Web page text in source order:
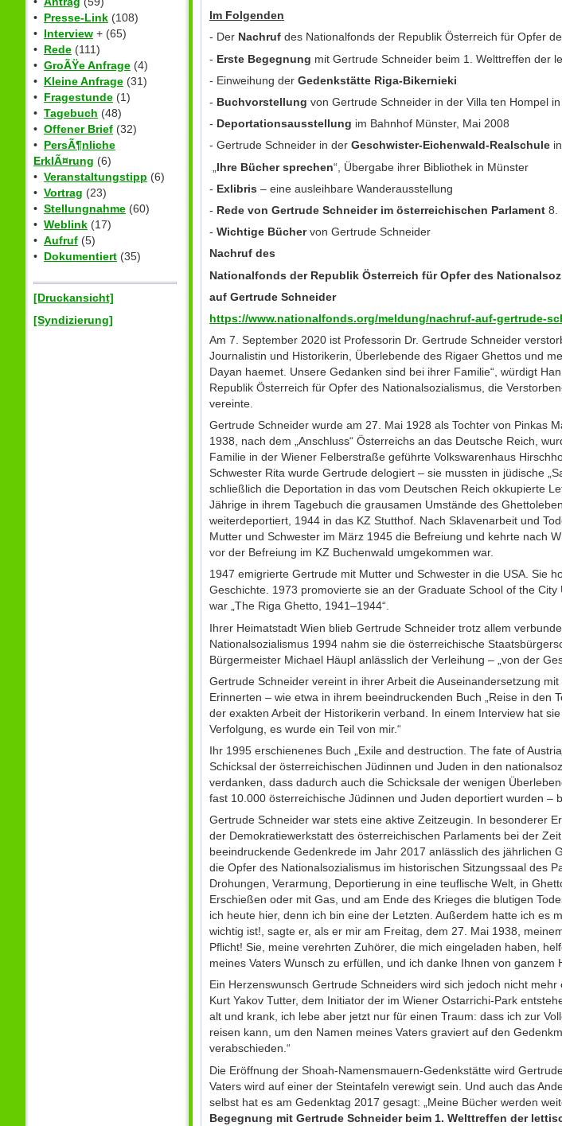
• Presse-Link (108)
• Interview + (65)
• Rede (111)
• GroÃŸe Anfrage (4)
• Kleine Anfrage (31)
• Fragestunde (1)
• Tagebuch (48)
• Offener Brief (32)
• PersÃ¶nliche
ErklÃ¤rung (6)
• Veranstaltungstipp (6)
• Vortrag (23)
• Stellungnahme (60)
• Weblink (17)
• Aufruf (5)
• Dokumentiert (35)
[Druckansicht]
[Syndizierung]
Im Folgenden
- Der Nachruf des Nationalfonds der Republik Österreich für Opfer
- Erste Begegnung mit Gertrude Schneider beim 1. Welttreffen der
- Einweihung der Gedenkstätte Riga-Bikernieki
- Buchvorstellung von Gertrude Schneider in der Villa ten Hompel
- Deportationsausstellung im Bahnhof Münster, Mai 2008
- Gertrude Schneider in der Geschwister-Eichenwald-Realschule
Ihre Bücher sprechen“, Übergabe ihrer Bibliothek in Münster
- Exlibris – eine ausleihbare Wanderausstellung
- Rede von Gertrude Schneider im österreichischen Parlament 8.
- Wichtige Büchervon Gertrude Schneider
Nachruf des
Nationalfonds der Republik Österreich für Opfer des
auf Gertrude Schneider
https://www.nationalfonds.org/meldung/nachruf-auf-gertrude-
Am 7. September 2020 ist Professorin Dr. Gertrude Schneider
Journalistin und Historikerin, Überlebende des Rigaer Ghettos und
Dayan haemet. Unsere Gedanken sind bei ihrer Familie“, würdigt
Republik Österreich für Opfer des Nationalsozialismus, die
vereinte.
Gertrude Schneider wurde am 27. Mai 1928 als Tochter von Pinkas
1938, nach dem „Anschluss“ Österreichs an das Deutsche Reich,
Familie in der Wiener Felberstraße geführte Volkswarenhaus
Schwester Rita wurde Gertrude delogiert – sie mussten in jüdische
schließlich die Deportation in das vom Deutschen Reich okkupierte
Jährige in ihrem Tagebuch die grausamen Umstände des
weiterdeportiert, 1944 in das KZ Stutthof. Nach Sklavenarbeit und
Mutter und Schwester im März 1945 die Befreiung und kehrte nach
vor der Befreiung im KZ Buchenwald umgekommen war.
1947 emigrierte Gertrude mit Mutter und Schwester in die USA. Sie
Geschichte. 1973 promovierte sie an der Graduate School of the
war „The Riga Ghetto, 1941–1944“.
Ihrer Heimatstadt Wien blieb Gertrude Schneider trotz allem
Nationalsozialismus 1994 nahm sie die österreichische
Bürgermeister Michael Häupl anlässlich der Verleihung – „von der
Gertrude Schneider vereint in ihrer Arbeit die Auseinandersetzung
Erinnerten – wie etwa in ihrem beeindruckenden Buch „Reise in den
der exakten Arbeit der Historikerin verband. In einem Interview hat
Verfolgung, es wurde ein Teil von mir.“
Ihr 1995 erschienenes Buch „Exile and destruction. The fate of
Schicksal der österreichischen Jüdinnen und Juden in den
verdanken, dass dadurch auch die Schicksale der wenigen
fast 10.000 österreichische Jüdinnen und Juden deportiert wurden –
Gertrude Schneider war stets eine aktive Zeitzeugin. In besonderer
der Demokratiewerkstatt des österreichischen Parlaments bei der
beeindruckende Gedenkrede im Jahr 2017 anlässlich des jährlichen
die Opfer des Nationalsozialismus im historischen Sitzungssaal des
Drohungen, Verarmung, Deportierung in eine teuflische Welt, in
Erschießen oder mit Gas, und am Ende des Krieges die blutigen
ich heute hier, denn ich bin eine der Letzten. Außerdem hatte ich es
wichtig ist!, sagte er, als er mir am Freitag, dem 27. Mai 1938,
Pflicht! Sie, meine verehrten Zuhörer, die mich eingeladen haben,
meines Vaters Wunsch zu erfüllen, und ich danke Ihnen von ganzem
Ein Herzenswunsch Gertrude Schneiders wird sich jedoch nicht
Kurt Yakov Tutter, dem Initiator der im Wiener Ostarrichi-Park
alt und krank, ich lebe aber jetzt nur für einen Traum: dass ich zur
reisen kann, um den Namen meines Vaters graviert auf den
verabschieden.“
Die Eröffnung der Shoah-Namensmauern-Gedenkstätte wird
Vaters wird auf einer der Steintafeln verewigt sein. Und auch das
selbst hat es am Gedenktag 2017 gesagt: „Meine Bücher werden
Begegnung mit Gertrude Schneider beim 1. Welttreffen der